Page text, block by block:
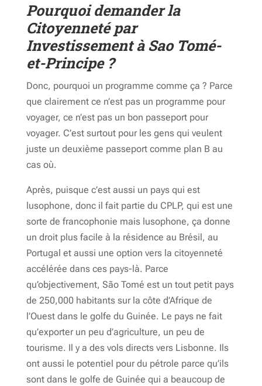
Pourquoi demander la
Citoyenneté par
Investissement à Sao Tomé-
et-Principe ?
Donc, pourquoi un programme comme ça ? Parce
que clairement ce n’est pas un programme pour
voyager, ce n’est pas un bon passeport pour
voyager. C’est surtout pour les gens qui veulent
juste un deuxième passeport comme plan B au
cas où.
Après, puisque c’est aussi un pays qui est
lusophone, donc il fait partie du CPLP, qui est une
sorte de francophonie mais lusophone, ça donne
un droit plus facile à la résidence au Brésil, au
Portugal et aussi une option vers la citoyenneté
accélérée dans ces pays-là. Parce
qu’objectivement, São Tomé est un tout petit pays
de 250,000 habitants sur la côte d’Afrique de
l’Ouest dans le golfe du Guinée. Le pays ne fait
qu’exporter un peu d’agriculture, un peu de
tourisme. Il y a des vols directs vers Lisbonne. Ils
ont aussi le potentiel pour du pétrole parce qu’ils
sont dans le golfe de Guinée qui a beaucoup de